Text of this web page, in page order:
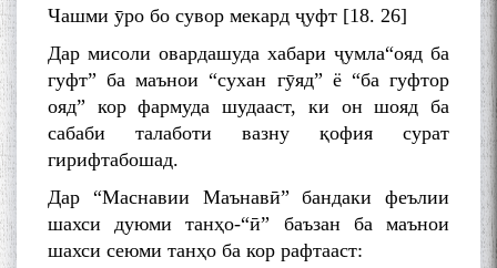
Чашми ӯро бо сувор мекард ҷуфт [18. 26]
Дар мисоли овардашуда хабари ҷумла“ояд ба
гуфт” ба маънои “сухан гӯяд” ё “ба гуфтор
ояд” кор фармуда шудааст, ки он шояд ба
сабаби талаботи вазну қофия сурат
гирифтабошад.
Дар “Маснавии Маънавӣ” бандаки феълии
шахси дуюми танҳо-“ӣ” баъзан ба маънои
шахси сеюми танҳо ба кор рафтааст: